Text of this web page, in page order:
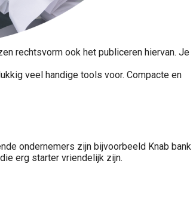
rechtsvorm ook het publiceren hiervan. Je
veel handige tools voor. Compacte en
ondernemers zijn bijvoorbeeld Knab bank
erg starter vriendelijk zijn.